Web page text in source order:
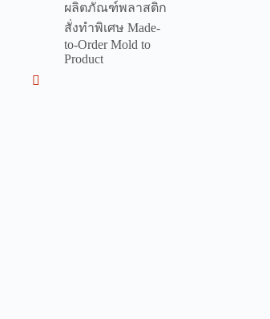
ผลิตภัณฑ์พลาสติก
สั่งทำพิเศษ Made-
to-Order Mold to
Product